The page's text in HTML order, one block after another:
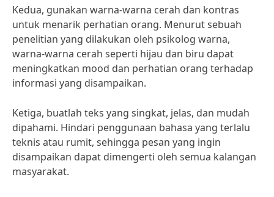
Kedua, gunakan warna-warna cerah dan kontras
untuk menarik perhatian orang. Menurut sebuah
penelitian yang dilakukan oleh psikolog warna,
warna-warna cerah seperti hijau dan biru dapat
meningkatkan mood dan perhatian orang terhadap
informasi yang disampaikan.
Ketiga, buatlah teks yang singkat, jelas, dan mudah
dipahami. Hindari penggunaan bahasa yang terlalu
teknis atau rumit, sehingga pesan yang ingin
disampaikan dapat dimengerti oleh semua kalangan
masyarakat.